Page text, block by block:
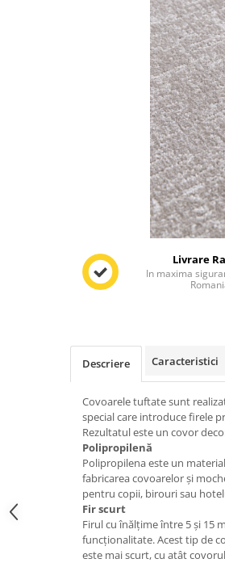
Livrare
In maxima
Descriere Caracteristici
Covoarele tuftate sunt
special care introduce firele
Rezultatul este un covor
Polipropilenă
Polipropilena este un
fabricarea covoarelor și
pentru copii, birouri sau
Fir scurt
Firul cu înălțime între 5 și 15
funcționalitate. Acest tip de
este mai scurt, cu atât